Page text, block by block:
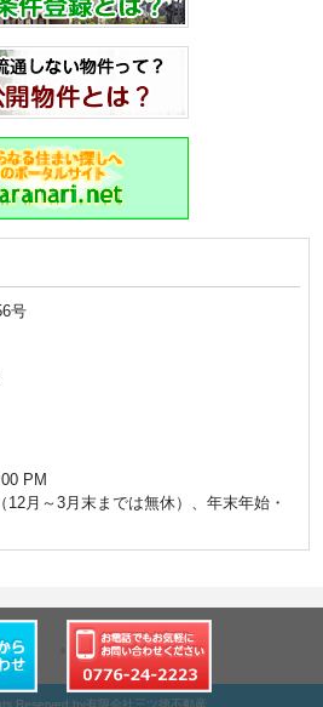
号
PM
月～3月末までは無休）、年末年始・
針 サイトマップ
Reserved by有限会社三ツ徳不動産